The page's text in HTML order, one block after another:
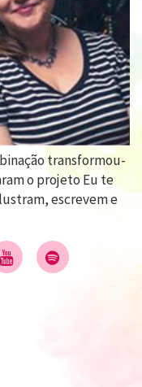
transformou-
o projeto Eu te
escrevem e